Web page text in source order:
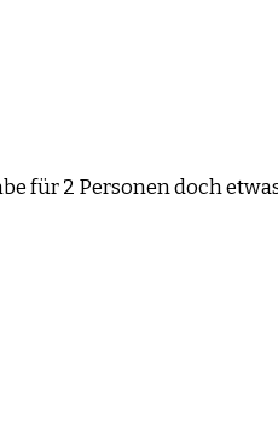
für 2 Personen doch